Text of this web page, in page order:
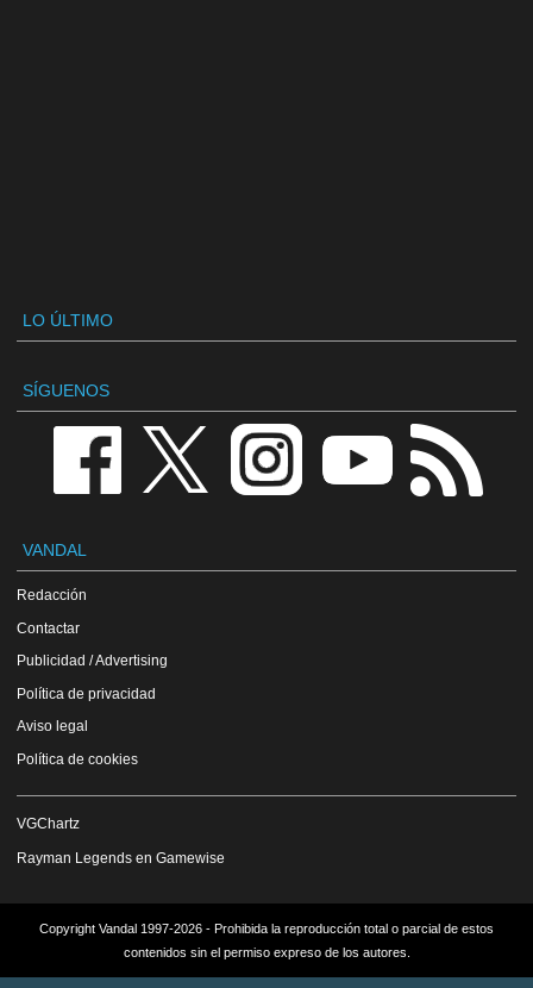
LO ÚLTIMO
SÍGUENOS
VANDAL
Redacción
Contactar
Publicidad / Advertising
Política de privacidad
Aviso legal
Política de cookies
VGChartz
Rayman Legends en Gamewise
Copyright Vandal 1997-2026 - Prohibida la reproducción total o parcial de estos
contenidos sin el permiso expreso de los autores.